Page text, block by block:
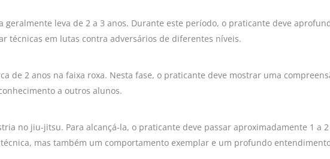
geralmente leva de 2 a 3 anos. Durante este período, o praticante deve
técnicas em lutas contra adversários de diferentes níveis.
de 2 anos na faixa roxa. Nesta fase, o praticante deve mostrar uma
a outros alunos.
no jiu-jitsu. Para alcançá-la, o praticante deve passar aproximadamente 1 a
mas também um comportamento exemplar e um profundo